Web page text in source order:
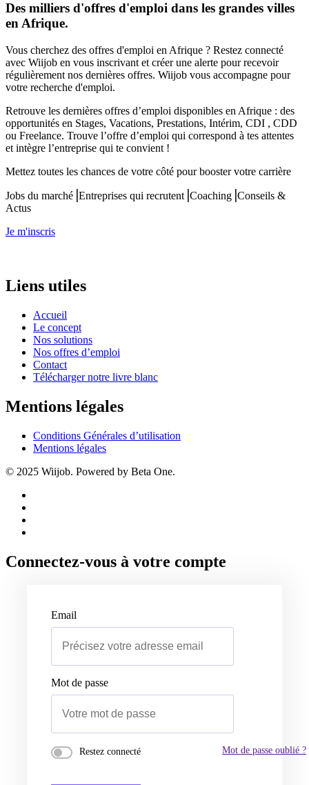
Des milliers d'offres d'emploi dans les grandes villes
en Afrique.
Vous cherchez des offres d'emploi en Afrique ? Restez connecté
avec Wiijob en vous inscrivant et créer une alerte pour recevoir
régulièrement nos dernières offres. Wiijob vous accompagne pour
votre recherche d'emploi.
Retrouve les dernières offres d’emploi disponibles en Afrique : des
opportunités en Stages, Vacations, Prestations, Intérim, CDI , CDD
ou Freelance. Trouve l’offre d’emploi qui correspond à tes attentes
et intègre l’entreprise qui te convient !
Mettez toutes les chances de votre côté pour booster votre carrière
Jobs du marché⎟Entreprises qui recrutent⎟Coaching⎟Conseils &
Actus
Je m'inscris
Liens utiles
Accueil
Le concept
Nos solutions
Nos offres d’emploi
Contact
Télécharger notre livre blanc
Mentions légales
Conditions Générales d’utilisation
Mentions légales
© 2025 Wiijob. Powered by Beta One.
Connectez-vous à votre compte
Email
Mot de passe
Restez connecté Mot de passe oublié ?